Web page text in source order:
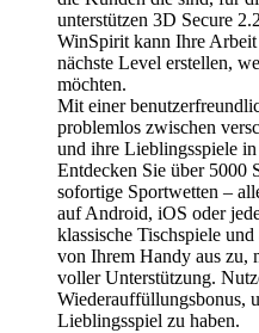
unterstützen 3D Secure
WinSpirit kann Ihre
nächste Level erstellen,
möchten.
Mit einer
problemlos zwischen
und ihre Lieblingsspiele
Entdecken Sie über 5000
sofortige Sportwetten –
auf Android, iOS oder
klassische Tischspiele
von Ihrem Handy aus zu,
voller Unterstützung.
Wiederauffüllungsbonus,
Lieblingsspiel zu haben.